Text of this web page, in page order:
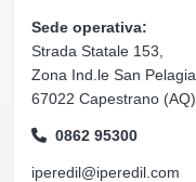
Sede operativa:
Strada Statale 153,
Zona Ind.le San Pelagia
67022 Capestrano (AQ)
0862 95300
iperedil@iperedil.com